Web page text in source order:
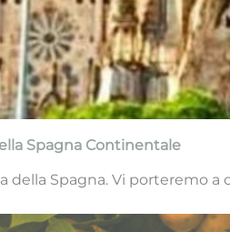
Spagna Continentale
della Spagna. Vi porteremo